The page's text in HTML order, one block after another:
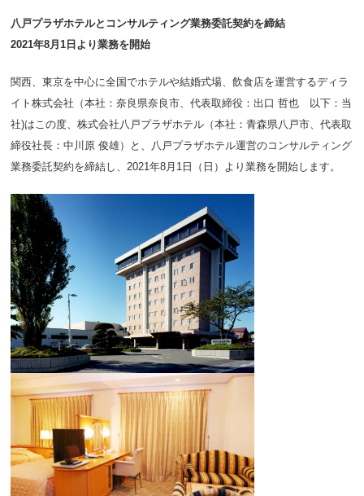
​八戸プラザホテルとコンサルティング業務委託契約を締結
​2021年8月1日より業務を開始
関西、東京を中心に全国でホテルや結婚式場、飲食店を運営するディラ
イト株式会社（本社：奈良県奈良市、代表取締役：出口 哲也 以下：当
社)はこの度、株式会社八戸プラザホテル（本社：青森県八戸市、代表取
締役社長：中川原 俊雄）と、八戸プラザホテル運営のコンサルティング
業務委託契約を締結し、2021年8月1日（日）より業務を開始します。